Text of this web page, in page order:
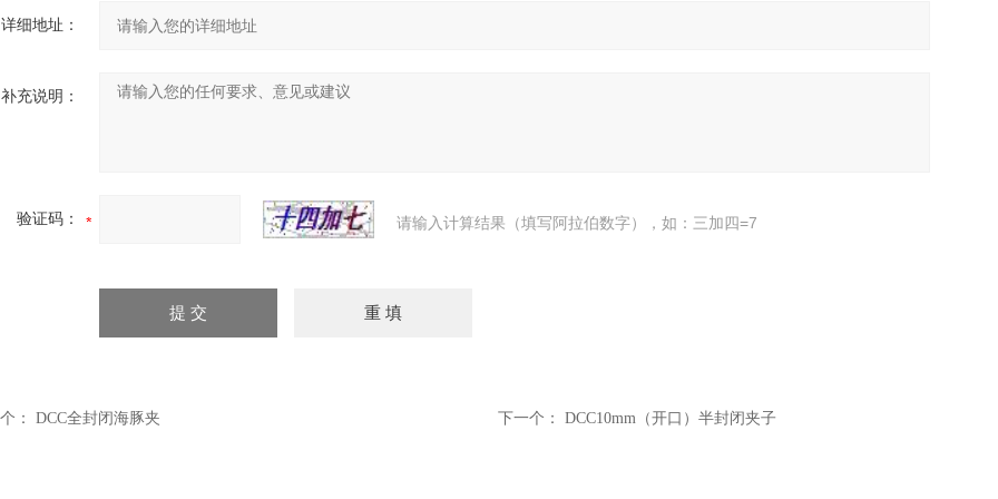
详细地址：
补充说明：
验证码： 请输入计算结果（填写阿拉伯数字），如：三加四=7
： DCC全封闭海豚夹 下一个： DCC10mm（开口）半封闭夹子